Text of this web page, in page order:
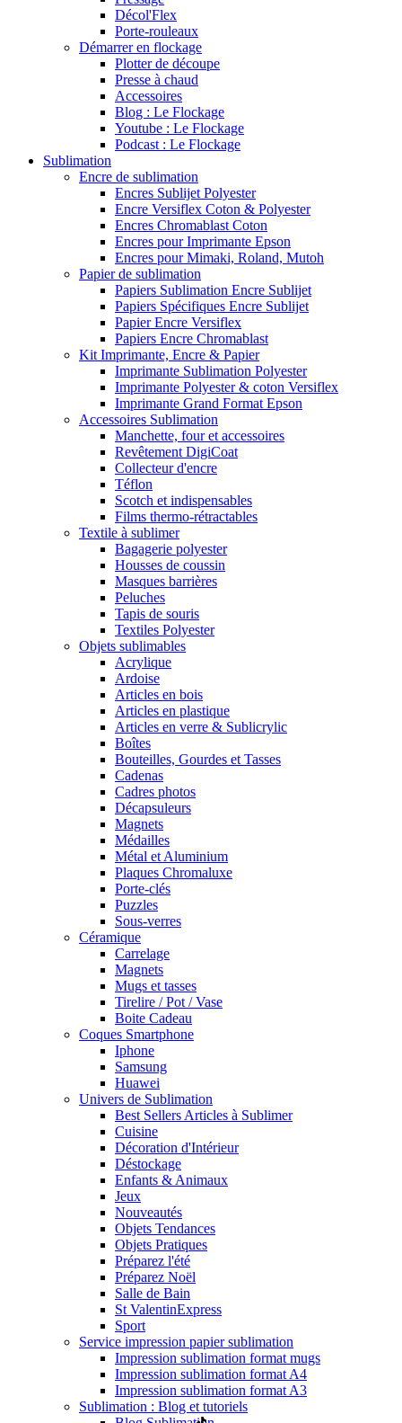
Décol'Flex
Porte-rouleaux
Démarrer en flockage
Plotter de découpe
Presse à chaud
Accessoires
Blog : Le Flockage
Youtube : Le Flockage
Podcast : Le Flockage
Sublimation
Encre de sublimation
Encres Sublijet Polyester
Encre Versiflex Coton & Polyester
Encres Chromablast Coton
Encres pour Imprimante Epson
Encres pour Mimaki, Roland, Mutoh
Papier de sublimation
Papiers Sublimation Encre Sublijet
Papiers Spécifiques Encre Sublijet
Papier Encre Versiflex
Papiers Encre Chromablast
Kit Imprimante, Encre & Papier
Imprimante Sublimation Polyester
Imprimante Polyester & coton Versiflex
Imprimante Grand Format Epson
Accessoires Sublimation
Manchette, four et accessoires
Revêtement DigiCoat
Collecteur d'encre
Téflon
Scotch et indispensables
Films thermo-rétractables
Textile à sublimer
Bagagerie polyester
Housses de coussin
Masques barrières
Peluches
Tapis de souris
Textiles Polyester
Objets sublimables
Acrylique
Ardoise
Articles en bois
Articles en plastique
Articles en verre & Sublicrylic
Boîtes
Bouteilles, Gourdes et Tasses
Cadenas
Cadres photos
Décapsuleurs
Magnets
Médailles
Métal et Aluminium
Plaques Chromaluxe
Porte-clés
Puzzles
Sous-verres
Céramique
Carrelage
Magnets
Mugs et tasses
Tirelire / Pot / Vase
Boite Cadeau
Coques Smartphone
Iphone
Samsung
Huawei
Univers de Sublimation
Best Sellers Articles à Sublimer
Cuisine
Décoration d'Intérieur
Déstockage
Enfants & Animaux
Jeux
Nouveautés
Objets Tendances
Objets Pratiques
Préparez l'été
Préparez Noël
Salle de Bain
St ValentinExpress
Sport
Service impression papier sublimation
Impression sublimation format mugs
Impression sublimation format A4
Impression sublimation format A3
Sublimation : Blog et tutoriels